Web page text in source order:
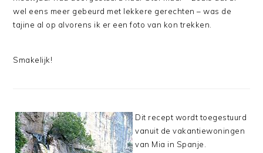
wel eens meer gebeurd met lekkere gerechten – was de
tajine al op alvorens ik er een foto van kon trekken.
Smakelijk!
Dit recept wordt toegestuurd
vanuit de vakantiewoningen
van Mia in Spanje.